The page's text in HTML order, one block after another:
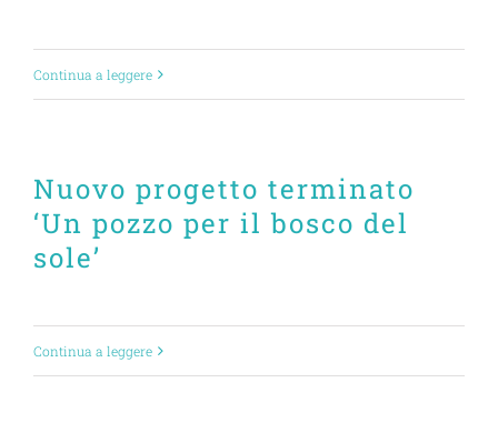
Continua a leggere
Nuovo progetto terminato
‘Un pozzo per il bosco del
sole’
Continua a leggere